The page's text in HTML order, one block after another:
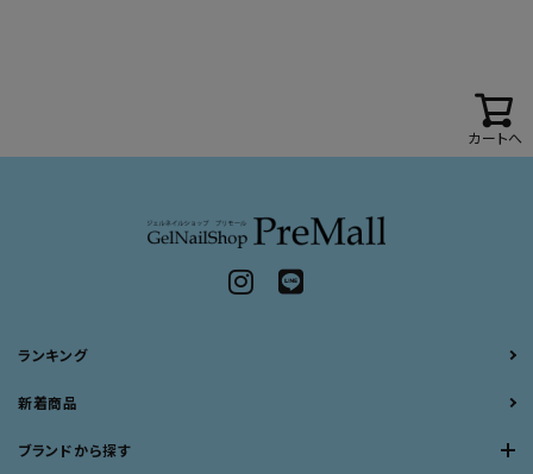
カートへ
ランキング
新着商品
ブランドから探す